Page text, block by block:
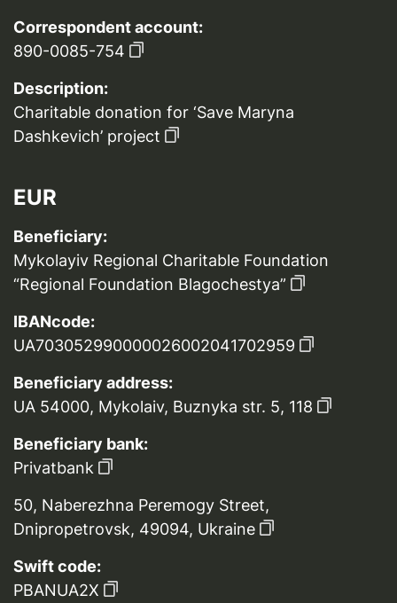
Correspondent account:
890-0085-754
Description:
Charitable donation for ‘Save Maryna
Dashkevich’ project
EUR
Beneficiary:
Mykolayiv Regional Charitable Foundation
“Regional Foundation Blagochestya”
IBANcode:
UA703052990000026002041702959
Beneficiary address:
UA 54000, Mykolaiv, Buznyka str. 5, 118
Beneficiary bank:
Privatbank
50, Naberezhna Peremogy Street,
Dnipropetrovsk, 49094, Ukraine
Swift code:
PBANUA2X